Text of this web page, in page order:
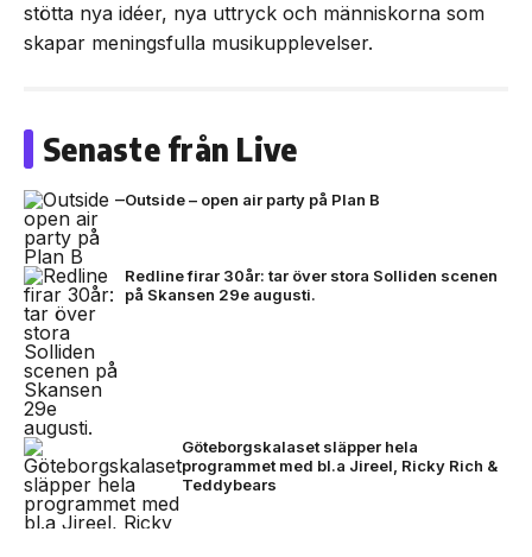
stötta nya idéer, nya uttryck och människorna som
skapar meningsfulla musikupplevelser.
Senaste från Live
Outside – open air party på Plan B
Redline firar 30år: tar över stora Solliden scenen
på Skansen 29e augusti.
Göteborgskalaset släpper hela
programmet med bl.a Jireel, Ricky Rich &
Teddybears